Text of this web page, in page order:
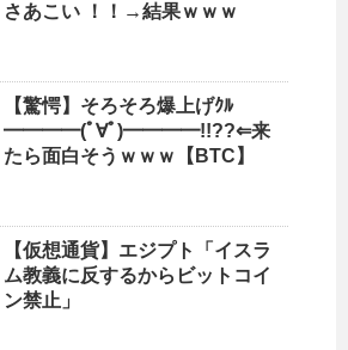
さあこい ！！→結果ｗｗｗ
【驚愕】そろそろ爆上げｸﾙ
━━━━(ﾟ∀ﾟ)━━━━!!??⇐来
たら面白そうｗｗｗ【BTC】
【仮想通貨】エジプト「イスラ
ム教義に反するからビットコイ
ン禁止」